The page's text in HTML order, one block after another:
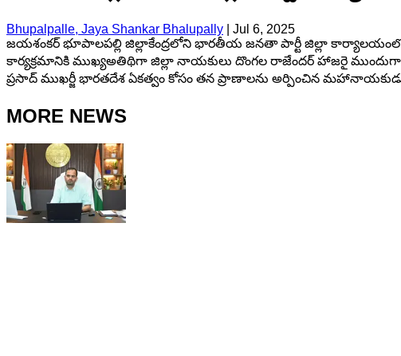
Bhupalpalle, Jaya Shankar Bhalupally
Jul 6, 2025
జయశంకర్ భూపాలపల్లి జిల్లాకేంద్రలోని భారతీయ జనతా పార్టీ జిల్లా కార్యాలయంలో
కార్యక్రమానికి ముఖ్యఅతిథిగా జిల్లా నాయకులు దొంగల రాజేందర్ హాజరై ముందుగా
ప్రసాద్ ముఖర్జీ భారతదేశ ఏకత్వం కోసం తన ప్రాణాలను అర్పించిన మహానాయకుడు
MORE NEWS